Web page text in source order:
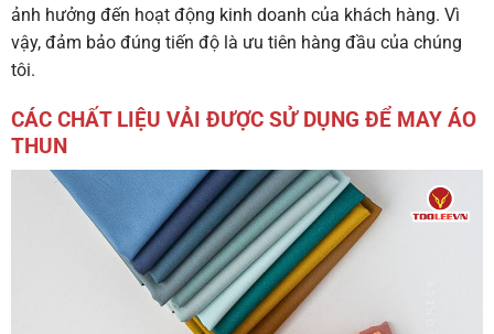
ảnh hưởng đến hoạt động kinh doanh của khách hàng. Vì
vậy, đảm bảo đúng tiến độ là ưu tiên hàng đầu của chúng
tôi.
CÁC CHẤT LIỆU VẢI ĐƯỢC SỬ DỤNG ĐỂ MAY ÁO
THUN